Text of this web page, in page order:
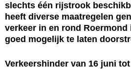
slechts één rijstrook
heeft diverse maatregelen
verkeer in en rond Roermond
goed mogelijk te laten
Verkeershinder van 16 juni